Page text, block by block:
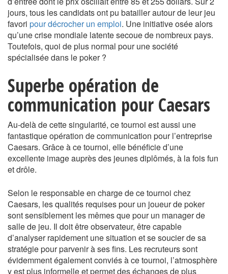
jours, tous les candidats ont pu batailler autour de leur jeu
favori pour décrocher un emploi. Une initiative osée alors
qu’une crise mondiale latente secoue de nombreux pays.
Toutefois, quoi de plus normal pour une société
spécialisée dans le poker ?
Superbe opération de
communication pour Caesars
Au-delà de cette singularité, ce tournoi est aussi une
fantastique opération de communication pour l’entreprise
Caesars. Grâce à ce tournoi, elle bénéficie d’une
excellente image auprès des jeunes diplômés, à la fois fun
et drôle.
Selon le responsable en charge de ce tournoi chez
Caesars, les qualités requises pour un joueur de poker
sont sensiblement les mêmes que pour un manager de
salle de jeu. Il doit être observateur, être capable
d’analyser rapidement une situation et se soucier de sa
stratégie pour parvenir à ses fins. Les recruteurs sont
évidemment également conviés à ce tournoi, l’atmosphère
y est plus informelle et permet des échanges de plus